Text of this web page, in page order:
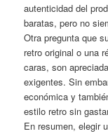
autenticidad del
baratas, pero no
Otra pregunta que
retro original o una
caras, son
exigentes. Sin
económica y
estilo retro sin
En resumen, elegir